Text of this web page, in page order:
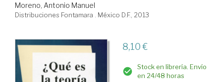
Moreno, Antonio Manuel
Distribuciones Fontamara . México D.F., 2013
8,10 €
Stock en librería. Envío
en 24/48 horas